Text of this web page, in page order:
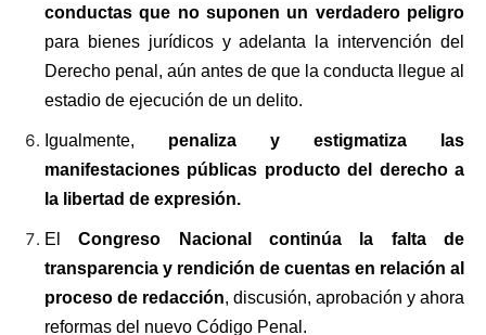
conductas que no suponen un verdadero peligro
para bienes jurídicos y adelanta la intervención del
Derecho penal, aún antes de que la conducta llegue al
estadio de ejecución de un delito.
Igualmente, penaliza y estigmatiza las
manifestaciones públicas producto del derecho a
la libertad de expresión.
ElCongreso Nacional continúa la falta de
transparencia y rendición de cuentas en relación al
proceso de redacción, discusión, aprobación y ahora
reformas del nuevo Código Penal.